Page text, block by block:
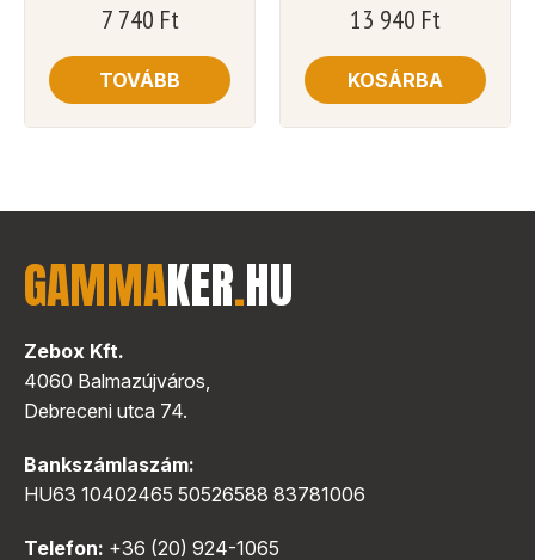
7 740 Ft
TOVÁBB
13 940 Ft
KOSÁRBA
GAMMAKER.HU
Zebox Kft.
4060 Balmazújváros,
Debreceni utca 74.
Bankszámlaszám:
HU63 10402465 50526588 83781006
Telefon: +36 (20) 924-1065